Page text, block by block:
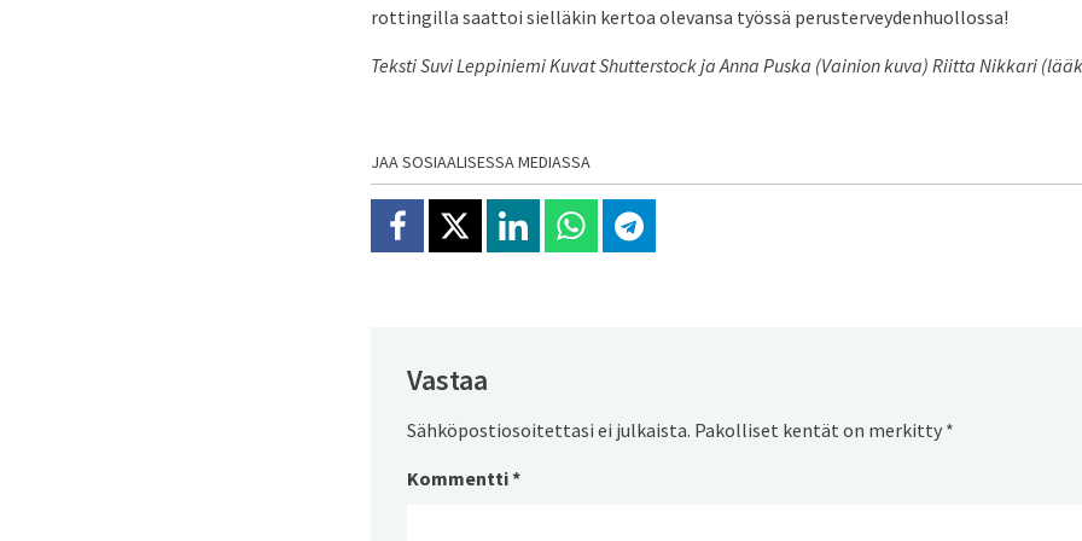
rottingilla saattoi sielläkin kertoa olevansa työssä perusterveydenhuollossa!
Teksti Suvi Leppiniemi Kuvat Shutterstock ja Anna Puska (Vainion kuva) Riitta Nikkari
JAA SOSIAALISESSA MEDIASSA
Jaa Facebookissa
Jaa X:ssäJaa Linkedinissä
Jaa Whatsappissa
Jaa Telegramissa
Vastaa
Sähköpostiosoitettasi ei julkaista. Pakolliset kentät on merkitty *
Kommentti*